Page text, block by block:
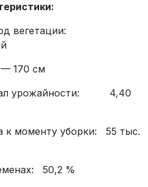
вегетации:
170 см
урожайности: 4,40
к моменту уборки: 55 тыс.
50,2 %